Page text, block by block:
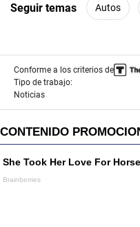
Seguir temas Autos
Conforme a los criterios de
Tipo de trabajo:
Noticias